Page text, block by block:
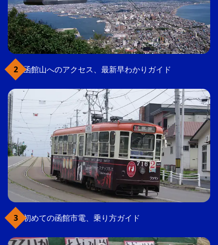
函館山へのアクセス、最新早わかりガイド
初めての函館市電、乗り方ガイド